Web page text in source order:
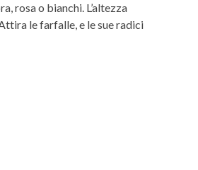
rosa o bianchi. L’altezza
le farfalle, e le sue radici